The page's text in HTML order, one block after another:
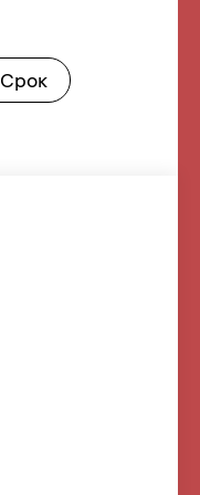
Срок